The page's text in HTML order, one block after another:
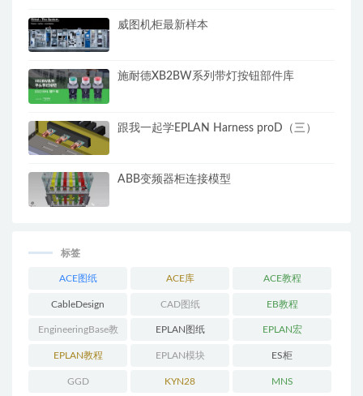
威图机柜最新样本
施耐德XB2BW系列带灯按钮部件库
跟我一起学EPLAN Harness proD（三）
ABB变频器柜连接模型
标签
ACE图纸 ACE库 ACE教程
CableDesign CAD图纸 EB教程
EngineeringBase教
程
EPLAN图纸 EPLAN宏
EPLAN教程 EPLAN模块 ES柜
GGD KYN28 MNS